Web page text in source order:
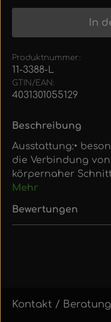
In
Produktnummer:
11-3388-L
GTIN/EAN:
4031301055129
Beschreibung
Ausstattung:•
die Verbindung
körpernaher
Mehr
Bewertungen
Kontakt / Beratung